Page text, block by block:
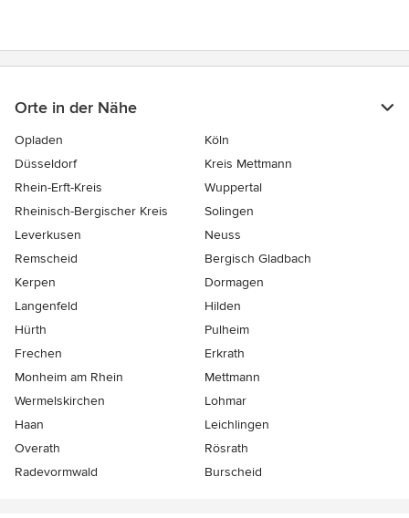
Orte in der Nähe
Opladen
Köln
Düsseldorf
Kreis Mettmann
Rhein-Erft-Kreis
Wuppertal
Rheinisch-Bergischer Kreis
Solingen
Leverkusen
Neuss
Remscheid
Bergisch Gladbach
Kerpen
Dormagen
Langenfeld
Hilden
Hürth
Pulheim
Frechen
Erkrath
Monheim am Rhein
Mettmann
Wermelskirchen
Lohmar
Haan
Leichlingen
Overath
Rösrath
Radevormwald
Burscheid